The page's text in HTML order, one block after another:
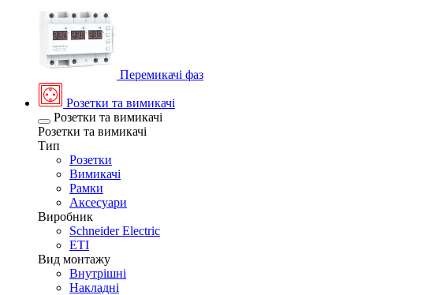
Перемикачі фаз
Розетки та вимикачі
Розетки та вимикачі
Розетки та вимикачі
Тип
Розетки
Вимикачі
Рамки
Аксесуари
Виробник
Schneider Electric
ETI
Вид монтажу
Внутрішні
Накладні